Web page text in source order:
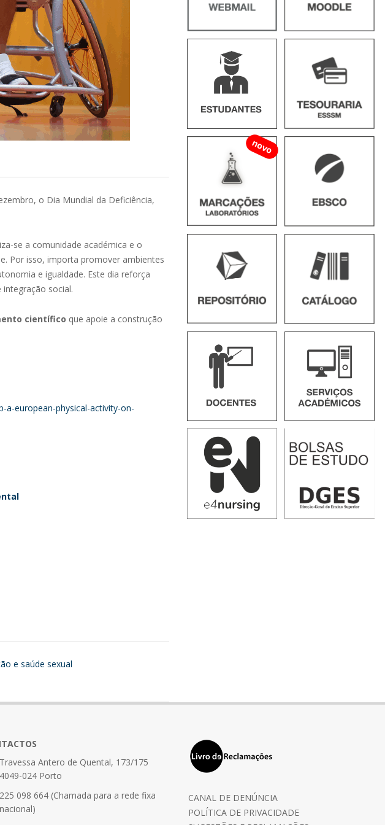
o Dia Mundial da Deficiência,
se a comunidade académica e o
Por isso, importa promover ambientes
e igualdade. Este dia reforça
social.
científico que apoie a construção
a-european-physical-activity-on-
e saúde sexual
novo
Travessa Antero de Quental, 173/175
4049-024 Porto
225 098 664 (Chamada para a rede fixa
nacional)
CANAL DE DENÚNCIA
POLÍTICA DE PRIVACIDADE